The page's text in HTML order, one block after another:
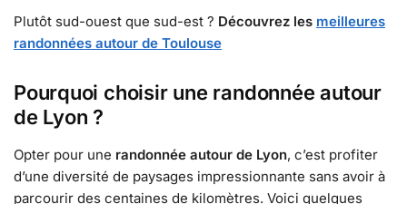
Plutôt sud-ouest que sud-est ? Découvrez les meilleures
randonnées autour de Toulouse
Pourquoi choisir une randonnée autour
de Lyon ?
Opter pour une randonnée autour de Lyon, c’est profiter
d’une diversité de paysages impressionnante sans avoir à
parcourir des centaines de kilomètres. Voici quelques